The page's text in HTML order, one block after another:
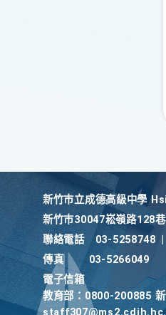
新竹巿立成德高級中學
新竹巿30047崧嶺路128
聯絡電話
03-5258748
傳真
03-5266049
電子信箱
教育部：0800-200885